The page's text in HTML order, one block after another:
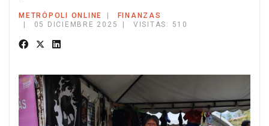
METRÓPOLI ONLINE
FINANZAS
05 DICIEMBRE 2025
VISITAS: 510